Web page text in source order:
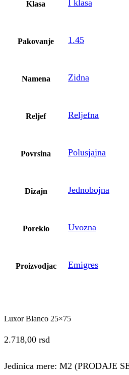
Klasa I klasa
Pakovanje 1.45
Namena Zidna
Reljef Reljefna
Povrsina Polusjajna
Dizajn Jednobojna
Poreklo Uvozna
Proizvodjac Emigres
Luxor Blanco 25×75
2.718,00 rsd
Jedinica mere: M2 (PRODAJE